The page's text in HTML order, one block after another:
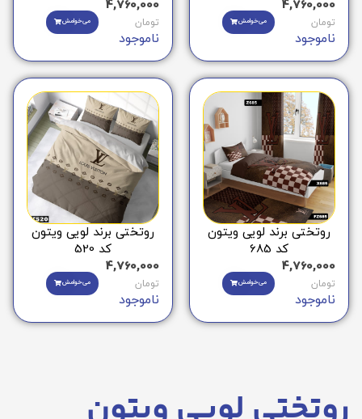
4,760,000
تومان
ناموجود
می‌خوامش
4,760,000
تومان
ناموجود
می‌خوامش
روتختی برند لویی ویتون
کد 685
4,760,000
تومان
ناموجود
می‌خوامش
روتختی برند لویی ویتون
کد 520
4,760,000
تومان
ناموجود
می‌خوامش